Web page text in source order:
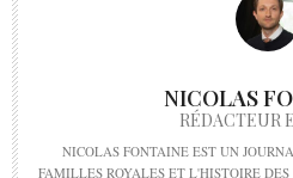
NICOLAS
RÉDACTEUR
NICOLAS FONTAINE EST UN
FAMILLES ROYALES ET L'HISTOIRE